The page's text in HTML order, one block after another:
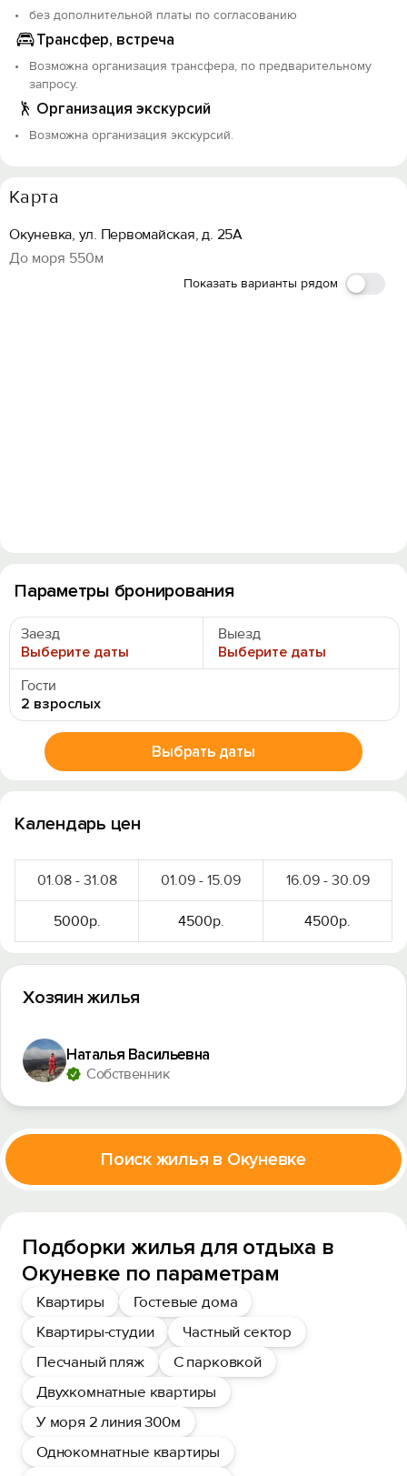
Параметры бронирования
Заезд
Выберите даты
Выезд
Выберите даты
Гости
2 взрослых
Выбрать даты
без дополнительной платы по согласованию
Трансфер, встреча
Возможна организация трансфера, по предварительному
запросу.
Организация экскурсий
Возможна организация экскурсий.
Карта
Окуневка, ул. Первомайская, д. 25А
До моря 550м
Показать варианты рядом
Календарь цен
01.08 - 31.08 01.09 - 15.09 16.09 - 30.09
5000р. 4500р. 4500р.
Хозяин жилья
Наталья Васильевна
Собственник
Поиск жилья в Окуневке
Подборки жилья для отдыха в
Окуневке по параметрам
Квартиры
Гостевые дома
Квартиры-студии
Частный сектор
Песчаный пляж
С парковкой
Двухкомнатные квартиры
У моря 2 линия 300м
Однокомнатные квартиры
Вход на сайт
Войти или